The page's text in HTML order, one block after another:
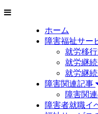
ホーム
障害福祉サー
就労移
就労継
就労継
障害関連記事
障害関
障害者就職イ